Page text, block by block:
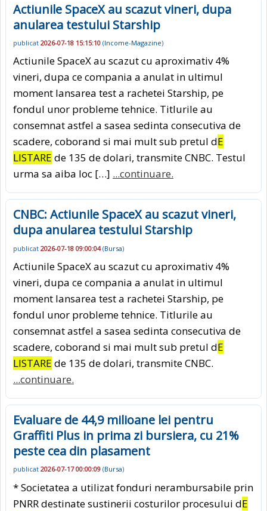
Actiunile SpaceX au scazut vineri, dupa
anularea testului Starship
publicat 2026-07-18 15:15:10 (Income-Magazine)
Actiunile SpaceX au scazut cu aproximativ 4%
vineri, dupa ce compania a anulat in ultimul
moment lansarea test a rachetei Starship, pe
fondul unor probleme tehnice. Titlurile au
consemnat astfel a sasea sedinta consecutiva de
scadere, coborand si mai mult sub pretul dE
LISTARE de 135 de dolari, transmite CNBC. Testul
urma sa aiba loc […] ...continuare.
CNBC: Actiunile SpaceX au scazut vineri,
dupa anularea testului Starship
publicat 2026-07-18 09:00:04(Bursa)
Actiunile SpaceX au scazut cu aproximativ 4%
vineri, dupa ce compania a anulat in ultimul
moment lansarea test a rachetei Starship, pe
fondul unor probleme tehnice. Titlurile au
consemnat astfel a sasea sedinta consecutiva de
scadere, coborand si mai mult sub pretul dE
LISTARE de 135 de dolari, transmite CNBC.
...continuare.
Evaluare de 44,9 milioane lei pentru
Graffiti Plus in prima zi bursiera, cu 21%
peste cea din plasament
publicat 2026-07-17 00:00:09 (Bursa)
* Societatea a utilizat fonduri nerambursabile prin
PNRR destinate sustinerii costurilor procesului dE